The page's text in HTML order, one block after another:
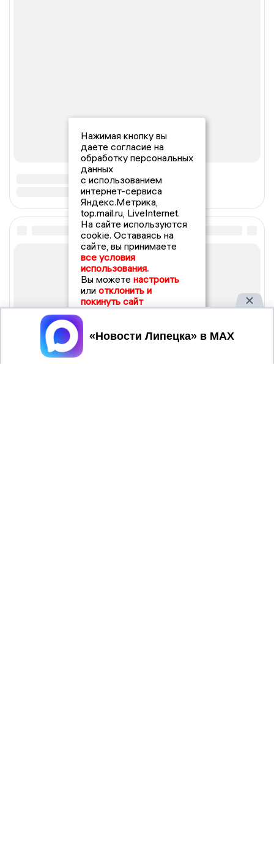
Нажимая кнопку вы
даете согласие на
обработку персональных
данных
с использованием
интернет-сервиса
Яндекс.Метрика,
top.mail.ru, LiveInternet.
На сайте используются
cookie. Оставаясь на
сайте, вы принимаете
все условия
использования.
Вы можете настроить
или отклонить и
покинуть сайт
Принять